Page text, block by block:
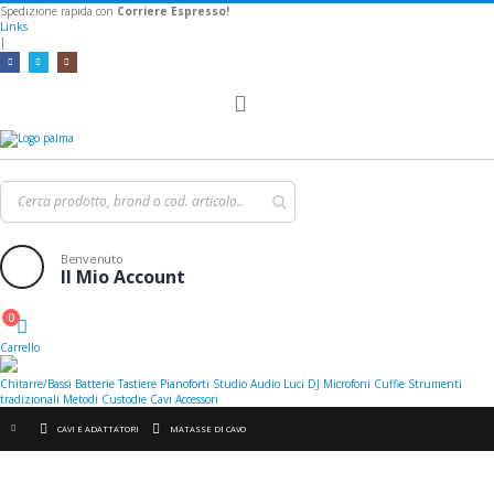
Spedizione rapida con Corriere Espresso!
Links
|
Benvenuto
Il Mio Account
Cart
0
Carrello
Chitarre/Bassi Batterie Tastiere Pianoforti Studio Audio Luci DJ Microfoni Cuffie Strumenti
tradizionali Metodi Custodie Cavi Accessori
CAVI E ADATTATORI MATASSE DI CAVO